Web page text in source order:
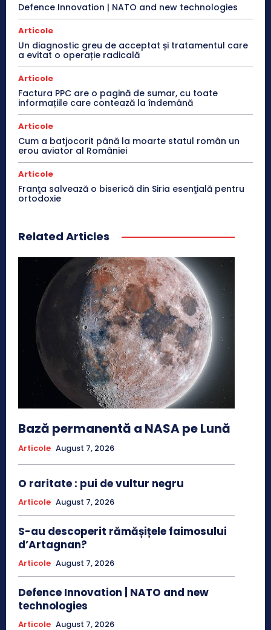
Defence Innovation | NATO and new technologies
Articole
Un diagnostic greu de acceptat și tratamentul care
a evitat o operație radicală
Articole
Factura PPC are o pagină de sumar, cu toate
informațiile care contează la îndemână
Articole
Cum a batjocorit până la moarte statul român un
erou aviator al României
Articole
Franţa salvează o biserică din Siria esenţială pentru
ortodoxie
Related Articles
Bază permanentă a NASA pe Lună
Articole August 7, 2026
O raritate : pui de vultur negru
Articole August 7, 2026
S-au descoperit rămășițele faimosului
d’Artagnan?
Articole August 7, 2026
Defence Innovation | NATO and new
technologies
Articole August 7, 2026